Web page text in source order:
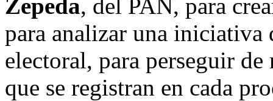
Zepeda, del PAN, para
para analizar una iniciativa
electoral, para perseguir de
que se registran en cada